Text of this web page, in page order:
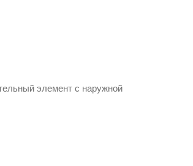
элемент с наружной